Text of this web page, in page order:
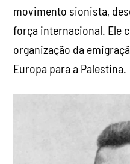
movimento sionista,
força internacional. Ele
organização da
Europa para a Palestina.